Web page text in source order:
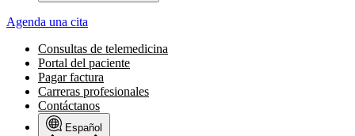
Agenda una cita
Consultas de telemedicina
Portal del paciente
Pagar factura
Carreras profesionales
Contáctanos
Español